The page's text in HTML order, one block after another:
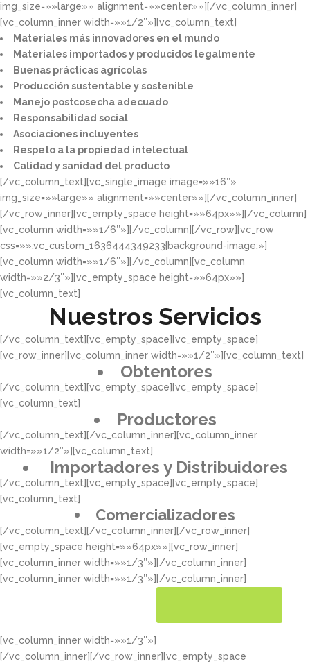
img_size=»»large»» alignment=»»center»»][/vc_column_inner]
[vc_column_inner width=»»1/2″»][vc_column_text]
Materiales más innovadores en el mundo​
Materiales importados y producidos legalmente​
Buenas prácticas agrícolas​
Producción sustentable y sostenible​
Manejo postcosecha adecuado​
Responsabilidad social​
Asociaciones incluyentes​
Respeto a la propiedad intelectual​​
Calidad y sanidad del producto​
[/vc_column_text][vc_single_image image=»»16″»
img_size=»»large»» alignment=»»center»»][/vc_column_inner]
[/vc_row_inner][vc_empty_space height=»»64px»»][/vc_column]
[vc_column width=»»1/6″»][/vc_column][/vc_row][vc_row
css=»».vc_custom_1636444349233{background-image:»]
[vc_column width=»»1/6″»][/vc_column][vc_column
width=»»2/3″»][vc_empty_space height=»»64px»»]
[vc_column_text]
Nuestros Servicios
[/vc_column_text][vc_empty_space][vc_empty_space]
[vc_row_inner][vc_column_inner width=»»1/2″»][vc_column_text]
Obtentores
[/vc_column_text][vc_empty_space][vc_empty_space]
[vc_column_text]
Productores
[/vc_column_text][/vc_column_inner][vc_column_inner
width=»»1/2″»][vc_column_text]
Importadores y Distribuidores
[/vc_column_text][vc_empty_space][vc_empty_space]
[vc_column_text]
Comercializadores
[/vc_column_text][/vc_column_inner][/vc_row_inner]
[vc_empty_space height=»»64px»»][vc_row_inner]
[vc_column_inner width=»»1/3″»][/vc_column_inner]
[vc_column_inner width=»»1/3″»][/vc_column_inner]
[vc_column_inner width=»»1/3″»]
[/vc_column_inner][/vc_row_inner][vc_empty_space